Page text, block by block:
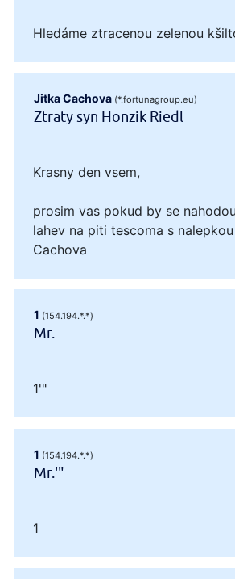
Hledáme ztracenou zelenou
Jitka Cachova (*.fortunagroup.eu)
Ztraty syn Honzik Riedl
Krasny den vsem,
prosim vas pokud by se
lahev na piti tescoma s
Cachova
1 (154.194.*.*)
Mr.
1'"
1 (154.194.*.*)
Mr.'"
1